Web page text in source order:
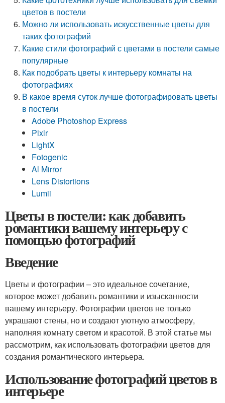
цветов в постели
Можно ли использовать искусственные цветы для
таких фотографий
Какие стили фотографий с цветами в постели самые
популярные
Как подобрать цветы к интерьеру комнаты на
фотографиях
В какое время суток лучше фотографировать цветы
в постели
Adobe Photoshop Express
Pixlr
LightX
Fotogenic
Al Mirror
Lens Distortions
Lumii
Цветы в постели: как добавить
романтики вашему интерьеру с
помощью фотографий
Введение
Цветы и фотографии – это идеальное сочетание,
которое может добавить романтики и изысканности
вашему интерьеру. Фотографии цветов не только
украшают стены, но и создают уютную атмосферу,
наполняя комнату светом и красотой. В этой статье мы
рассмотрим, как использовать фотографии цветов для
создания романтического интерьера.
Использование фотографий цветов в
интерьере